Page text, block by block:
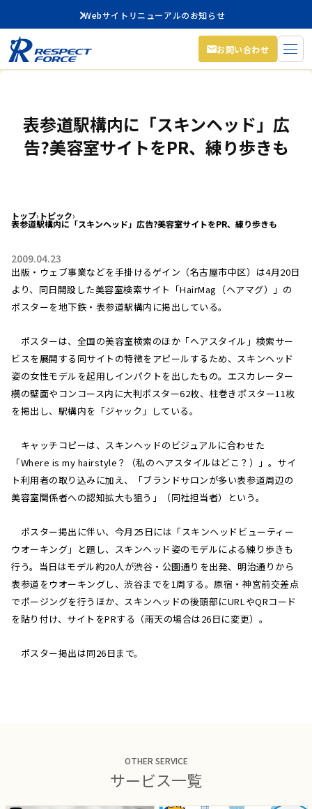
Webサイトリニューアルのお知らせ
お問い合わせ
表参道駅構内に「スキンヘッド」広
告?美容室サイトをPR、練り歩きも
トップ› トピック›
表参道駅構内に「スキンヘッド」広告?美容室サイトをPR、練り歩きも
2009.04.23
出版・ウェブ事業などを手掛けるゲイン（名古屋市中区）は4月20日
より、同日開設した美容室検索サイト「HairMag（ヘアマグ）」の
ポスターを地下鉄・表参道駅構内に掲出している。
ポスターは、全国の美容室検索のほか「ヘアスタイル」検索サー
ビスを展開する同サイトの特徴をアピールするため、スキンヘッド
姿の女性モデルを起用しインパクトを出したもの。エスカレーター
横の壁面やコンコース内に大判ポスター62枚、柱巻きポスター11枚
を掲出し、駅構内を「ジャック」している。
キャッチコピーは、スキンヘッドのビジュアルに合わせた
「Where is my hairstyle？（私のヘアスタイルはどこ？）」。サイ
ト利用者の取り込みに加え、「ブランドサロンが多い表参道周辺の
美容室関係者への認知拡大も狙う」（同社担当者）という。
ポスター掲出に伴い、今月25日には「スキンヘッドビューティー
ウオーキング」と題し、スキンヘッド姿のモデルによる練り歩きも
行う。当日はモデル約20人が渋谷・公園通りを出発、明治通りから
表参道をウオーキングし、渋谷までを1周する。原宿・神宮前交差点
でポージングを行うほか、スキンヘッドの後頭部にURLやQRコード
を貼り付け、サイトをPRする（雨天の場合は26日に変更）。
ポスター掲出は同26日まで。
OTHER SERVICE
サービス一覧